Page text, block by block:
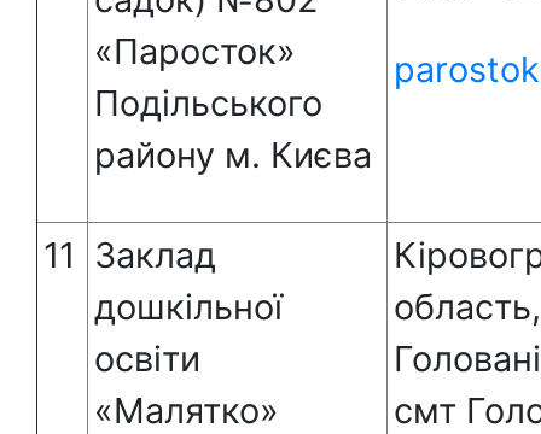
«Паросток»
Подільського
району м. Києва
11 Заклад
дошкільної
освіти
«Малятко»
область,
смт